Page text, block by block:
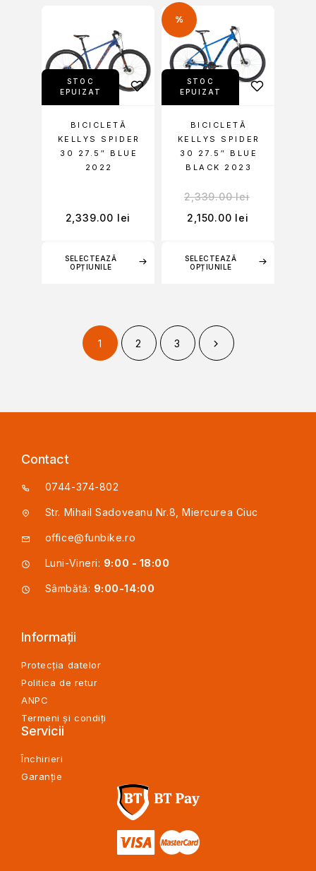
STOC
EPUIZAT
SELECTEAZĂ
OPȚIUNILE
BICICLETĂ
KELLYS SPIDER
30 27.5″ BLUE
2022
2,339.00 lei
%
STOC
EPUIZAT
SELECTEAZĂ
OPȚIUNILE
BICICLETĂ
KELLYS SPIDER
30 27.5″ BLUE
BLACK 2023
2,339.00lei
2,150.00 lei
1 2 3
Contact
0744-374-802
Str. Mihail Sadoveanu Nr.8, Miercurea Ciuc
office@funbike.ro
Luni-Vineri: 9:00 - 18:00
Sâmbătă: 9:00-14:00
Informații
Protecția datelor
Politica de retur
ANPC
Termeni și condiți
Servicii
Închirieri
Garanție